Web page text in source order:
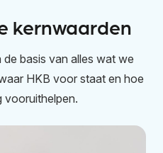
kernwaarden
basis van alles wat we
HKB voor staat en hoe
vooruithelpen.